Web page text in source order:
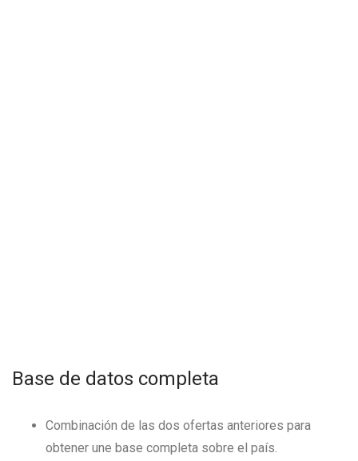
Base de datos completa
Combinación de las dos ofertas anteriores para
obtener une base completa sobre el país.